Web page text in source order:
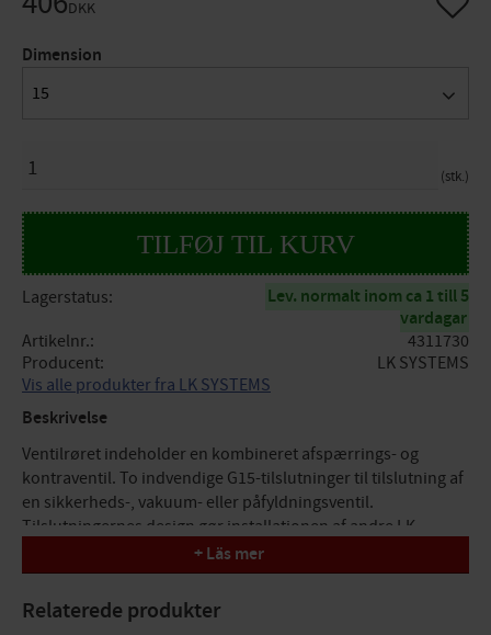
DKK
Dimension
15
stk.
Lagerstatus
Lev. normalt inom ca 1 till 5
vardagar
Artikelnr.
4311730
Producent
LK SYSTEMS
Vis alle produkter fra LK SYSTEMS
Beskrivelse
Ventilrøret indeholder en kombineret afspærrings- og
kontraventil. To indvendige G15-tilslutninger til tilslutning af
en sikkerheds-, vakuum- eller påfyldningsventil.
Tilslutningernes design gør installationen af andre LK-
ventiler meget nem og hurtig. Ventilhus lavet af varmpresset,
afzinkningsbestandig messing. Conex-
kompressionsringskobling på koldtvandstilløbet og på
tilslutningen til vandvarmer og blandeventil.
+ Läs mer
Relaterede produkter